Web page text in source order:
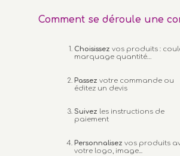
Comment se déroule une
Choisissez vos produits :
marquage quantité…
Passez votre commande ou
éditez un devis
Suivez les instructions de
paiement
Personnalisez vos produits
votre logo, image...